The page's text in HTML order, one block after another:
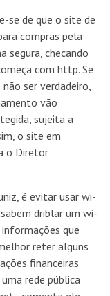
se de que o site de
compras pela
segura, checando
com http. Se
ser verdadeiro,
vão
sujeita a
o site em
o Diretor
é evitar usar wi-
driblar um wi-
que
reter alguns
financeiras
rede pública